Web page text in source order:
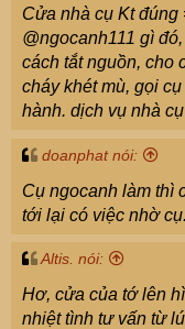
Cửa nhà cụ Kt đúng
@ngocanh111 gì
cách tắt nguồn, cho
cháy khét mù, gọi
hành. dịch vụ nhà
doanphat nói:
Cụ ngocanh làm thì
tới lại có việc nhờ cụ.
Altis. nói:
Hơ, cửa của tớ lên
nhiệt tình tư vấn từ